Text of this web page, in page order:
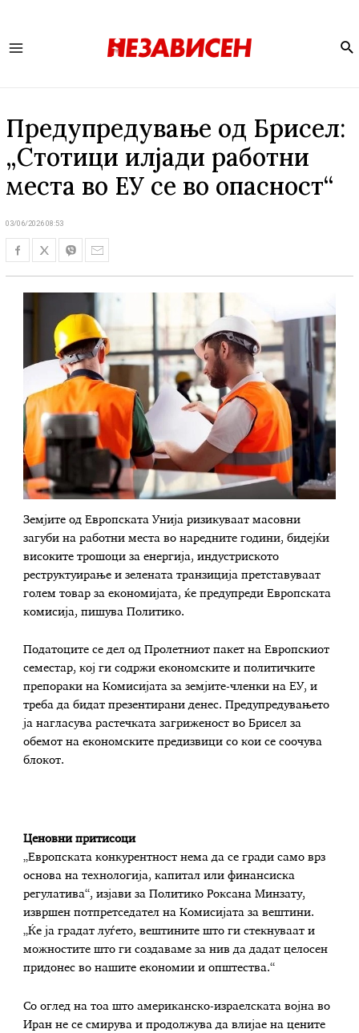
Предупредување од Брисел:
„Стотици илјади работни
места во ЕУ се во опасност“
03/06/2026 08:53
Земјите од Европската Унија ризикуваат масовни
загуби на работни места во наредните години, бидејќи
високите трошоци за енергија, индустриското
реструктуирање и зелената транзиција претставуваат
голем товар за економијата, ќе предупреди Европската
комисија, пишува Политико.
Податоците се дел од Пролетниот пакет на Европскиот
семестар, кој ги содржи економските и политичките
препораки на Комисијата за земјите-членки на ЕУ, и
треба да бидат презентирани денес. Предупредувањето
ја нагласува растечката загриженост во Брисел за
обемот на економските предизвици со кои се соочува
блокот.
Ценовни притисоци
„Европската конкурентност нема да се гради само врз
основа на технологија, капитал или финансиска
регулатива“, изјави за Политико Роксана Минзату,
извршен потпретседател на Комисијата за вештини.
„Ќе ја градат луѓето, вештините што ги стекнуваат и
можностите што ги создаваме за нив да дадат целосен
придонес во нашите економии и општества.“
Со оглед на тоа што американско-израелската војна во
Иран не се смирува и продолжува да влијае на цените